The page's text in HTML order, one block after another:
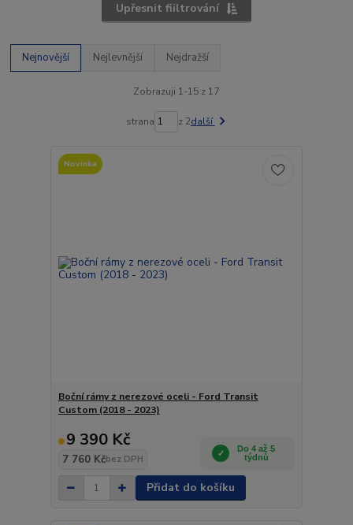
Upřesnit fiiltrování
Nejnovější Nejlevnější Nejdražší
Zobrazuji 1-15 z 17
strana z 2další
Novinka
Boční rámy z nerezové oceli - Ford Transit
Custom (2018 - 2023)
9 390 Kč
7 760 Kčbez DPH
Do 4 až 5
týdnů
Přidat do košíku